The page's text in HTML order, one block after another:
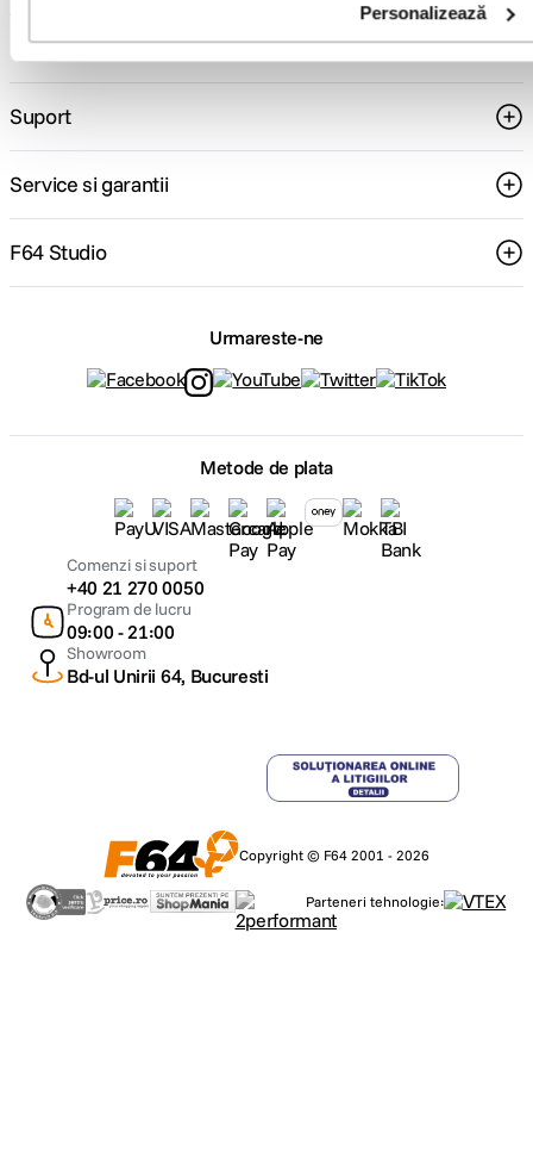
Personalizează
Comenzi si livrare
Suport
Service si garantii
F64 Studio
Urmareste-ne
Metode de plata
Comenzi si suport
+40 21 270 0050
Program de lucru
09:00 - 21:00
Showroom
Bd-ul Unirii 64, Bucuresti
Copyright © F64 2001 - 2026
Parteneri tehnologie: